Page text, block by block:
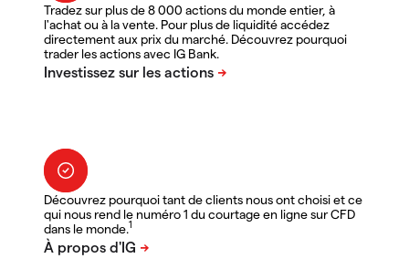
Tradez sur plus de 8 000 actions du monde entier, à
l'achat ou à la vente. Pour plus de liquidité accédez
directement aux prix du marché. Découvrez pourquoi
trader les actions avec IG Bank.
Découvrez pourquoi tant de clients nous ont choisi et ce
qui nous rend le numéro 1 du courtage en ligne sur CFD
dans le monde.1